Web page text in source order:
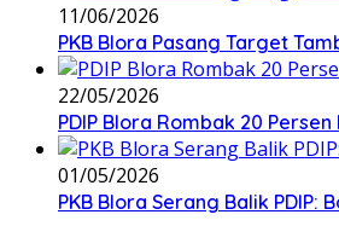
11/06/2026
PKB Blora Pasang Target
22/05/2026
PDIP Blora Rombak 20
01/05/2026
PKB Blora Serang Balik PDIP: